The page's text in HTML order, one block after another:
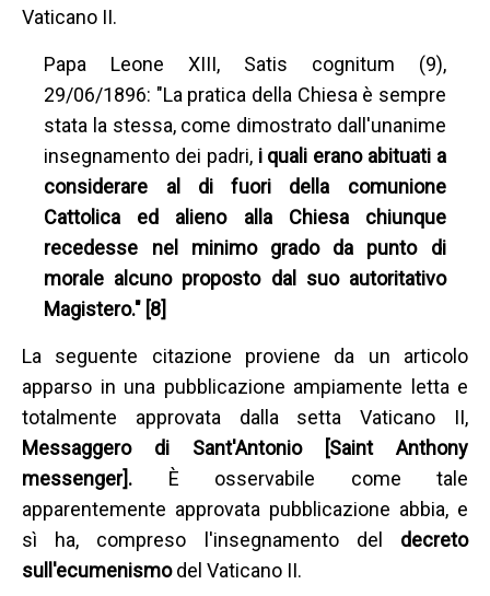
Vaticano II.
Papa Leone XIII, Satis cognitum (9),
29/06/1896: "La pratica della Chiesa è sempre
stata la stessa, come dimostrato dall'unanime
insegnamento dei padri, i quali erano abituati a
considerare al di fuori della comunione
Cattolica ed alieno alla Chiesa chiunque
recedesse nel minimo grado da punto di
morale alcuno proposto dal suo autoritativo
Magistero." [8]
La seguente citazione proviene da un articolo
apparso in una pubblicazione ampiamente letta e
totalmente approvata dalla setta Vaticano II,
Messaggero di Sant'Antonio [Saint Anthony
messenger]. È osservabile come tale
apparentemente approvata pubblicazione abbia, e
sì ha, compreso l'insegnamento del decreto
sull'ecumenismodel Vaticano II.